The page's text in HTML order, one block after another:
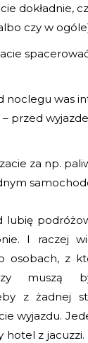
dokładnie,
czy w
noclegu was
– przed
za np.
lubię
I raczej
osobach, z
muszą
z żadnej
wyjazdu.
hotel z